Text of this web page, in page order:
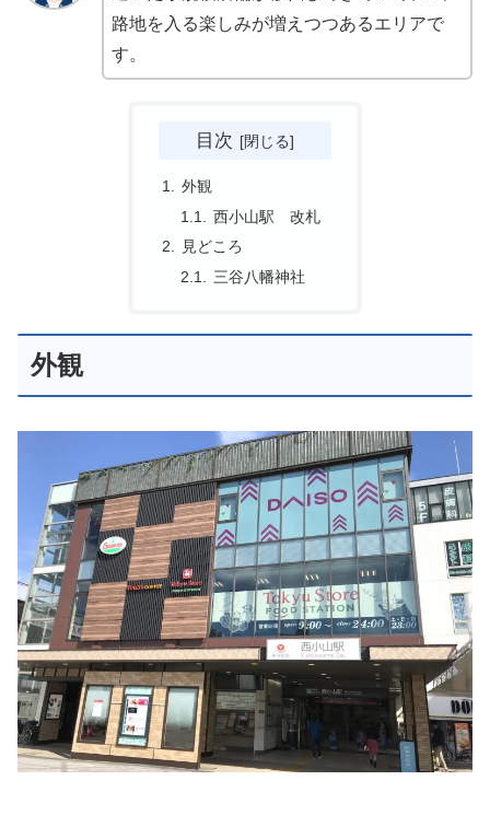
路地を入る楽しみが増えつつあるエリアで
す。
目次
外観
西小山駅 改札
見どころ
三谷八幡神社
外観